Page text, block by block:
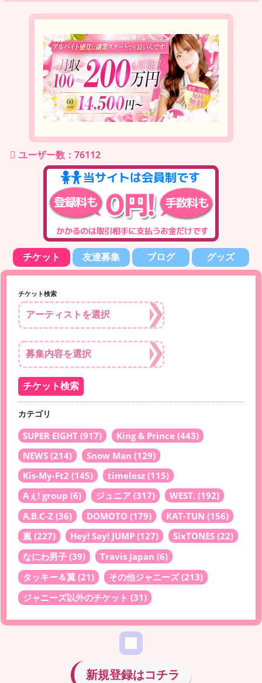
ユーザー数：76112
チケット 友達募集 ブログ グッズ
チケット検索
カテゴリ
SUPER EIGHT (917) King & Prince (443)
NEWS (214) Snow Man (129)
Kis-My-Ft2 (145) timelesz (115)
Aぇ! group (6) ジュニア (317) WEST. (192)
A.B.C-Z (36) DOMOTO (179) KAT-TUN (156)
嵐 (227) Hey! Say! JUMP (127) SixTONES (22)
なにわ男子 (39) Travis Japan (6)
タッキー＆翼 (21) その他ジャニーズ(213)
ジャニーズ以外のチケット (31)
新規登録はコチラ